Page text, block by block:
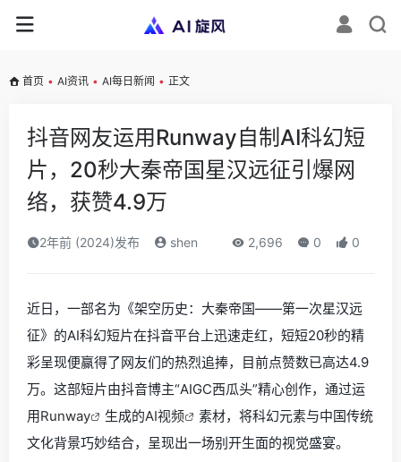
首页 • AI资讯 • AI每日新闻 • 正文
抖音网友运用Runway自制AI科幻短
片，20秒大秦帝国星汉远征引爆网
络，获赞4.9万
2年前 (2024)发布 shen 2,696 0 0
近日，一部名为《架空历史：大秦帝国——第一次星汉远
征》的AI科幻短片在抖音平台上迅速走红，短短20秒的精
彩呈现便赢得了网友们的热烈追捧，目前点赞数已高达4.9
万。这部短片由抖音博主“AIGC西瓜头”精心创作，通过运
用Runway 生成的AI视频
素材，将科幻元素与中国传统
文化背景巧妙结合，呈现出一场别开生面的视觉盛宴。